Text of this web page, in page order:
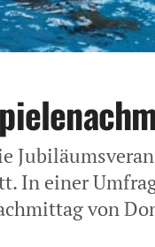
In einer
von